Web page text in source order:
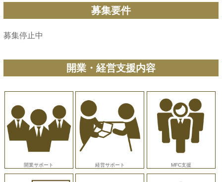
募集要件
募集停止中
開業・経営支援内容
開業サポート 経営サポート MFC支援